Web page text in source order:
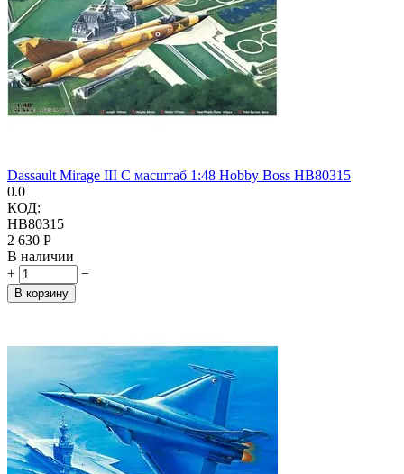
Dassault Mirage III C масштаб 1:48 Hobby Boss HB80315
0.0
КОД:
HB80315
2 630 Р
В наличии
+
−
В корзину